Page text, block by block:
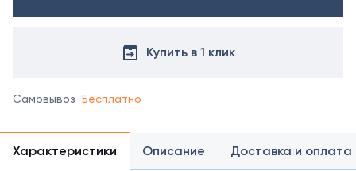
Купить в 1 клик
Самовывоз Бесплатно
Характеристики Описание Доставка и оплата